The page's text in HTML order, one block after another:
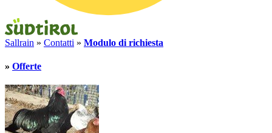
Sallrain » Contatti » Modulo di richiesta
» Offerte